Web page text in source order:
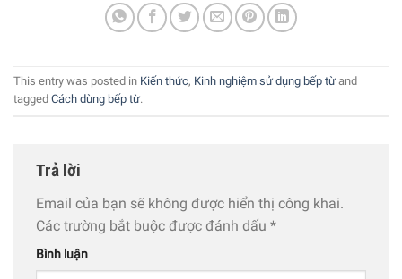
This entry was posted in Kiến thức, Kinh nghiệm sử dụng bếp từ and
tagged Cách dùng bếp từ.
Trả lời
Email của bạn sẽ không được hiển thị công khai.
Các trường bắt buộc được đánh dấu *
Bình luận